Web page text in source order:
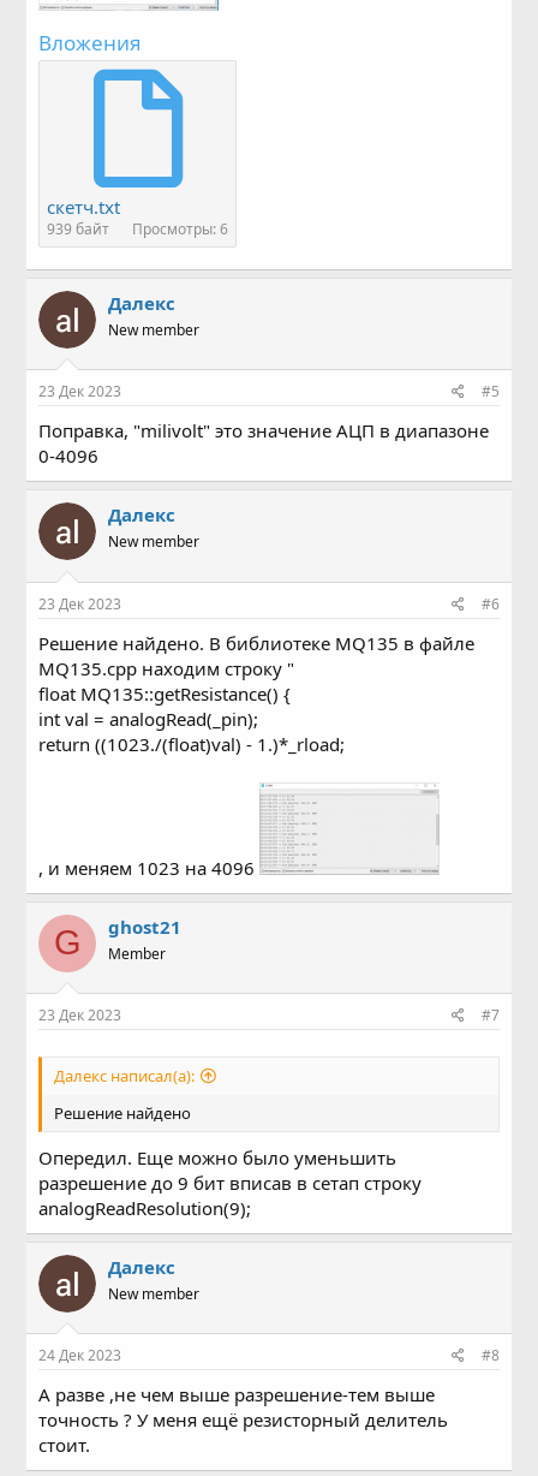
Вложения
скетч.txt
939 байт Просмотры: 6
Далекс
New member
23 Дек 2023 #5
Поправка, "milivolt" это значение АЦП в диапазоне
0-4096
Далекс
New member
23 Дек 2023 #6
Решение найдено. В библиотеке MQ135 в файле
MQ135.cpp находим строку "
float MQ135::getResistance() {
int val = analogRead(_pin);
return ((1023./(float)val) - 1.)*_rload;
, и меняем 1023 на 4096
G ghost21
Member
23 Дек 2023 #7
Далекс написал(а):
Решение найдено
Опередил. Еще можно было уменьшить
разрешение до 9 бит вписав в сетап строку
analogReadResolution(9);
Далекс
New member
24 Дек 2023 #8
А разве ,не чем выше разрешение-тем выше
точность ? У меня ещё резисторный делитель
стоит.